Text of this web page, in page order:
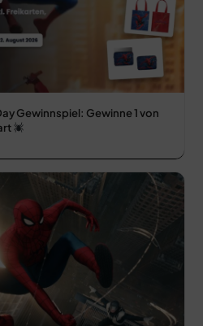
Gewinnspiel: Gewinne 1 von